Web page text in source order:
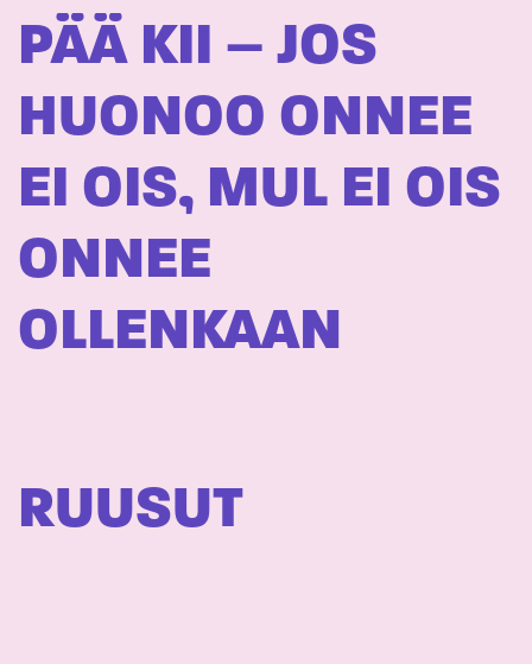
PÄÄ KII – JOS
HUONOO ONNEE
EI OIS, MUL EI OIS
ONNEE
OLLENKAAN
RUUSUT